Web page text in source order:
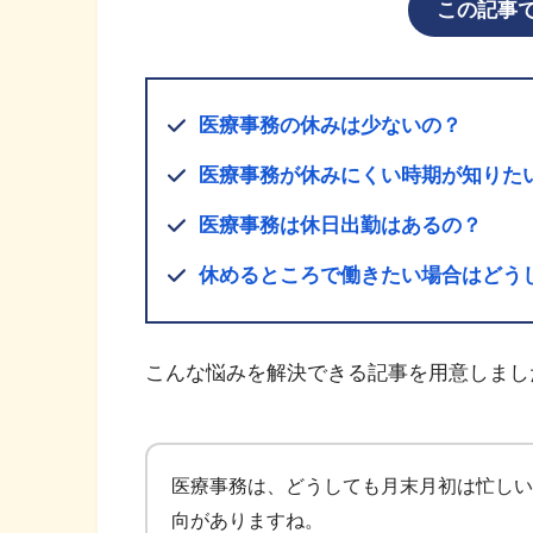
この記事
医療事務の休みは少ないの？
医療事務が休みにくい時期が知りた
医療事務は休日出勤はあるの？
休めるところで働きたい場合はどう
こんな悩みを解決できる記事を用意しま
医療事務は、どうしても月末月初は忙し
向がありますね。